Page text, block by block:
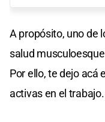
A propósito, uno de
salud
Por ello, te dejo acá
activas en el trabajo.